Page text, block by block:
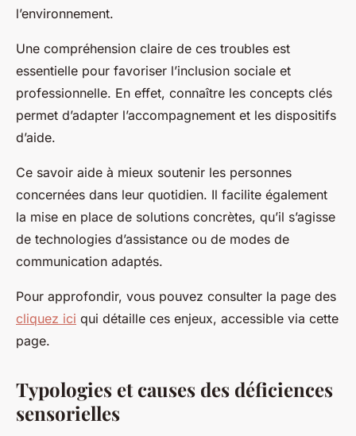
l’environnement.
Une compréhension claire de ces troubles est
essentielle pour favoriser l’inclusion sociale et
professionnelle. En effet, connaître les concepts clés
permet d’adapter l’accompagnement et les dispositifs
d’aide.
Ce savoir aide à mieux soutenir les personnes
concernées dans leur quotidien. Il facilite également
la mise en place de solutions concrètes, qu’il s’agisse
de technologies d’assistance ou de modes de
communication adaptés.
Pour approfondir, vous pouvez consulter la page des
cliquez ici qui détaille ces enjeux, accessible via cette
page.
Typologies et causes des déficiences
sensorielles